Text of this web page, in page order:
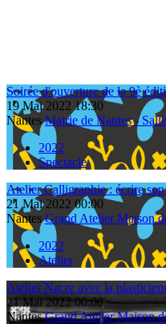
Soirée d'ouverture de la 9è
19 Mai 2022 18:30
Nantes Mairie de Nantes -
2022
Spectacle
Atelier Calligraphie : écrire
21 Mai 2022 00:00
Nantes Grand Atelier Maison
2022
Atelier
Atelier Nacre avec la
21 Mai 2022 00:00
Nantes Grand Atelier Maison